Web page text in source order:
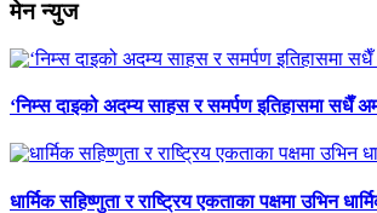
मेन न्युज
‘निम्स दाइको अदम्य साहस र समर्पण इतिहासमा सधैँ
धार्मिक सहिष्णुता र राष्ट्रिय एकताका पक्षमा उभिन